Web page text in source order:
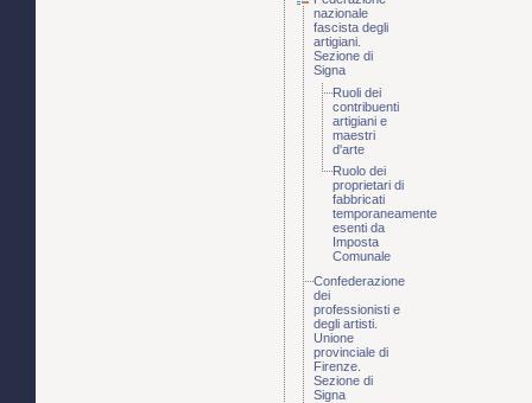
nazionale
fascista degli
artigiani.
Sezione di
Signa
Ruoli dei
contribuenti
artigiani e
maestri
d'arte
Ruolo dei
proprietari di
fabbricati
temporaneamente
esenti da
Imposta
Comunale
Confederazione
dei
professionisti e
degli artisti.
Unione
provinciale di
Firenze.
Sezione di
Signa